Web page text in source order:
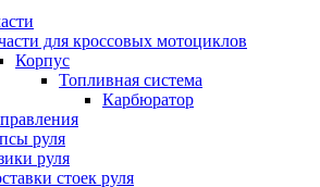
для кроссовых мотоциклов
Корпус
Топливная система
Карбюратор
руля
руля
стоек руля